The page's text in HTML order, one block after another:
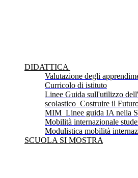
DIDATTICA
Valutazione degli
Curricolo di istituto
Linee Guida sull'utilizzo
scolastico_Costruire il
MIM_Linee guida IA nella
Mobilità internazionale
Modulistica mobilità
SCUOLA SI MOSTRA